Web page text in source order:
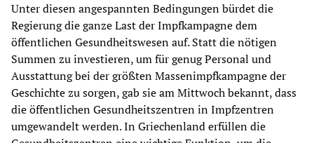
Unter diesen angespannten Bedingungen bürdet die
Regierung die ganze Last der Impfkampagne dem
öffentlichen Gesundheitswesen auf. Statt die nötigen
Summen zu investieren, um für genug Personal und
Ausstattung bei der größten Massenimpfkampagne der
Geschichte zu sorgen, gab sie am Mittwoch bekannt, dass
die öffentlichen Gesundheitszentren in Impfzentren
umgewandelt werden. In Griechenland erfüllen die